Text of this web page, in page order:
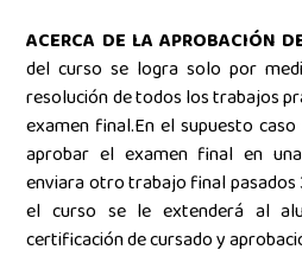
ACERCA DE LA APROBACIÓN
del curso se logra solo por
resolución de todos los trabajos
examen final.En el supuesto
aprobar el examen final en
enviara otro trabajo final pasados
el curso se le extenderá al
certificación de cursado y